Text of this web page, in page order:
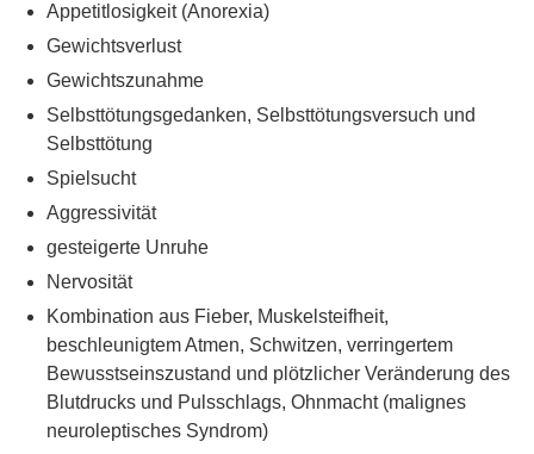
Appetitlosigkeit (Anorexia)
Gewichtsverlust
Gewichtszunahme
Selbsttötungsgedanken, Selbsttötungsversuch und
Selbsttötung
Spielsucht
Aggressivität
gesteigerte Unruhe
Nervosität
Kombination aus Fieber, Muskelsteifheit,
beschleunigtem Atmen, Schwitzen, verringertem
Bewusstseinszustand und plötzlicher Veränderung des
Blutdrucks und Pulsschlags, Ohnmacht (malignes
neuroleptisches Syndrom)